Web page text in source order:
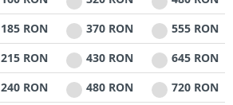
185 RON 370 RON 555 RON
215 RON 430 RON 645 RON
240 RON 480 RON 720 RON